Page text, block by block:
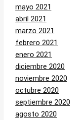
mayo 2021
abril 2021
marzo 2021
febrero 2021
enero 2021
diciembre 2020
noviembre 2020
octubre 2020
septiembre 2020
agosto 2020